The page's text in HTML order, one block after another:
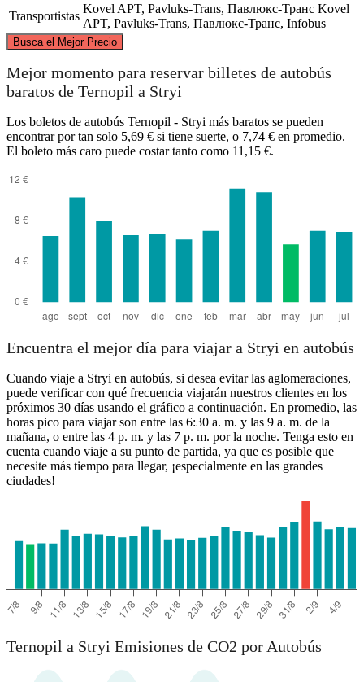
Transportistas
Kovel APT, Pavluks-Trans, Павлюкс-Транс Kovel
APT, Pavluks-Trans, Павлюкс-Транс, Infobus
Busca el Mejor Precio
©CARTO, ©OpenStreetMap contributors
Mejor momento para reservar billetes de autobús
baratos de Ternopil a Stryi
Los boletos de autobús Ternopil - Stryi más baratos se pueden
encontrar por tan solo 5,69 € si tiene suerte, o 7,74 € en promedio.
El boleto más caro puede costar tanto como 11,15 €.
Encuentra el mejor día para viajar a Stryi en autobús
Cuando viaje a Stryi en autobús, si desea evitar las aglomeraciones,
puede verificar con qué frecuencia viajarán nuestros clientes en los
próximos 30 días usando el gráfico a continuación. En promedio, las
horas pico para viajar son entre las 6:30 a. m. y las 9 a. m. de la
mañana, o entre las 4 p. m. y las 7 p. m. por la noche. Tenga esto en
cuenta cuando viaje a su punto de partida, ya que es posible que
necesite más tiempo para llegar, ¡especialmente en las grandes
ciudades!
Ternopil a Stryi Emisiones de CO2 por Autobús